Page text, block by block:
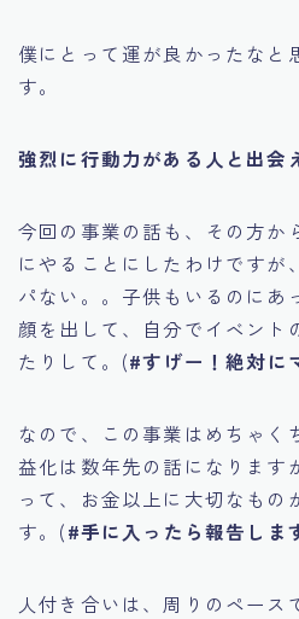
僕にとって運が良かったなと
す。
強烈に行動力がある人と出会
今回の事業の話も、その方か
にやることにしたわけですが
パない。。子供もいるのにあ
顔を出して、自分でイベント
たりして。(#すげー！絶対に
なので、この事業はめちゃく
益化は数年先の話になります
って、お金以上に大切なもの
す。(#手に入ったら報告しま
人付き合いは、周りのペース